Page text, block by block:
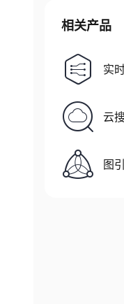
相关产品
实
云
图